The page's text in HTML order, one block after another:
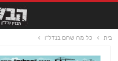
בית כל מה שחם בנדל"ן